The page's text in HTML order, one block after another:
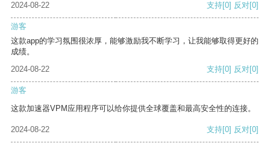
2024-08-22
支持[0] 反对[0]
游客
这款app的学习氛围很浓厚，能够激励我不断学习，让我能够取得更好的
成绩。
2024-08-22
支持[0] 反对[0]
游客
这款加速器VPM应用程序可以给你提供全球覆盖和最高安全性的连接。
2024-08-22 支持[0] 反对[0]